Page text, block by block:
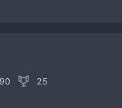
90 25